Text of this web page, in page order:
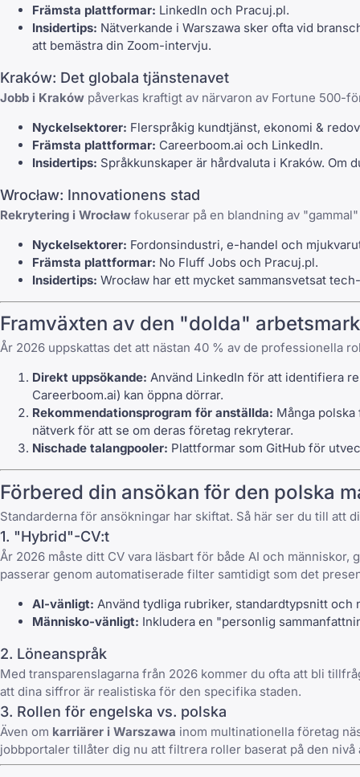
Främsta plattformar: LinkedIn och Pracuj.pl.
Insidertips: Nätverkande i Warszawa sker ofta vid
att bemästra din Zoom-intervju.
Kraków: Det globala tjänstenavet
Jobb i Kraków påverkas kraftigt av närvaron av Fortune 500-
Nyckelsektorer: Flerspråkig kundtjänst, ekonomi &
Främsta plattformar: Careerboom.ai och LinkedIn.
Insidertips: Språkkunskaper är hårdvaluta i Kraków. Om
Wrocław: Innovationens stad
Rekrytering i Wrocław fokuserar på en blandning av
Nyckelsektorer: Fordonsindustri, e-handel och
Främsta plattformar: No Fluff Jobs och Pracuj.pl.
Insidertips: Wrocław har ett mycket sammansvetsat
Framväxten av den "dolda"
År 2026 uppskattas det att nästan 40 % av de professionella
Direkt uppsökande: Använd LinkedIn för att identifiera
Careerboom.ai) kan öppna dörrar.
Rekommendationsprogram för anställda: Många
nätverk för att se om deras företag rekryterar.
Nischade talangpooler: Plattformar som GitHub för
Förbered din ansökan för den polska
Standarderna för ansökningar har skiftat. Så här ser du till att
1. "Hybrid"-CV:t
År 2026 måste ditt CV vara läsbart för både AI och människor,
passerar genom automatiserade filter samtidigt som det
AI-vänligt: Använd tydliga rubriker, standardtypsnitt
Människo-vänligt: Inkludera en "personlig
2. Löneanspråk
Med transparenslagarna från 2026 kommer du ofta att bli
att dina siffror är realistiska för den specifika staden.
3. Rollen för engelska vs. polska
Även om karriärer i Warszawa inom multinationella företag
jobbportaler tillåter dig nu att filtrera roller baserat på den nivå